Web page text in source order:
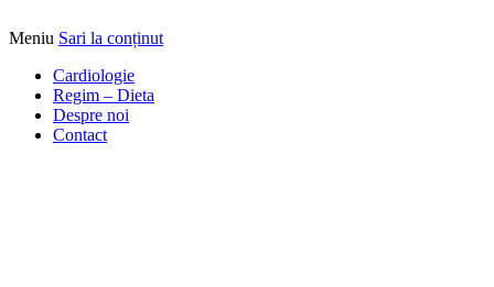
DrBendo.ro
Alimentatia sa iti fie medicatia
Meniu Sari la conținut
Cardiologie
Regim – Dieta
Despre noi
Contact